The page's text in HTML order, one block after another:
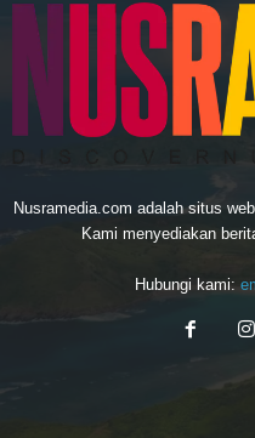
Nusramedia.com adalah situs
Kami menyediakan
Hubungi kami: